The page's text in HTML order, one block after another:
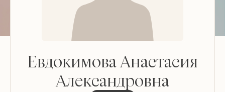
Евдокимова Анастасия
Александровна